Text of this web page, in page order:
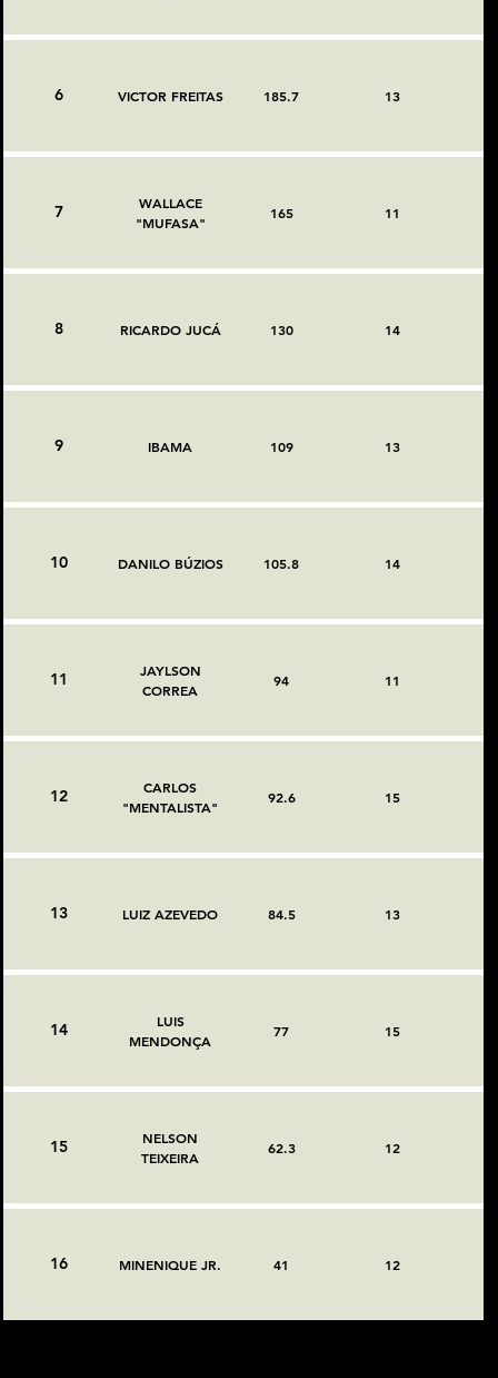
6 VICTOR FREITAS 185.7 13
7
WALLACE
"MUFASA"
165 11
8 RICARDO JUCÁ 130 14
9 IBAMA 109 13
10 DANILO BÚZIOS 105.8 14
11
JAYLSON
CORREA
94 11
12
CARLOS
"MENTALISTA"
92.6 15
13 LUIZ AZEVEDO 84.5 13
14
LUIS
MENDONÇA
77 15
15
NELSON
TEIXEIRA
62.3 12
16 MINENIQUE JR. 41 12